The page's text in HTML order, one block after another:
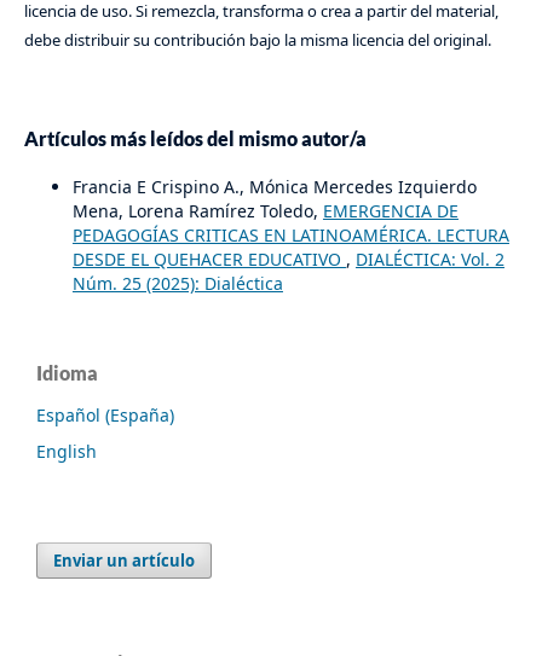
licencia de uso. Si remezcla, transforma o crea a partir del material,
debe distribuir su contribución bajo la misma licencia del original.
Artículos más leídos del mismo autor/a
Francia E Crispino A., Mónica Mercedes Izquierdo
Mena, Lorena Ramírez Toledo, EMERGENCIA DE
PEDAGOGÍAS CRITICAS EN LATINOAMÉRICA. LECTURA
DESDE EL QUEHACER EDUCATIVO , DIALÉCTICA: Vol. 2
Núm. 25 (2025): Dialéctica
Idioma
Español (España)
English
Enviar un artículo